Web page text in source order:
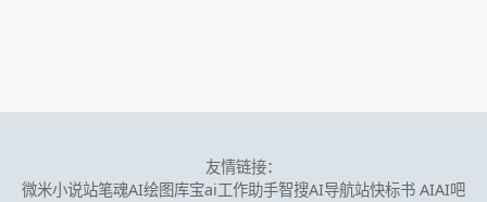
友情链接：
微米小说站笔魂AI绘图库宝ai工作助手智搜AI导航站快标书 AIAI吧